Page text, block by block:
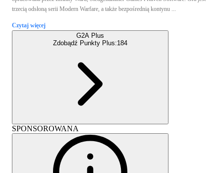
trzecią odsłoną serii Modern Warfare, a także bezpośrednią kontynu ...
Czytaj więcej
G2A Plus
Zdobądź Punkty Plus:184
SPONSOROWANA